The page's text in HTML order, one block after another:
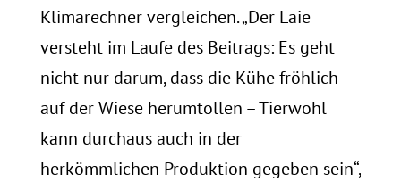
Klimarechner vergleichen. „Der Laie
versteht im Laufe des Beitrags: Es geht
nicht nur darum, dass die Kühe fröhlich
auf der Wiese herumtollen – Tierwohl
kann durchaus auch in der
herkömmlichen Produktion gegeben sein“,